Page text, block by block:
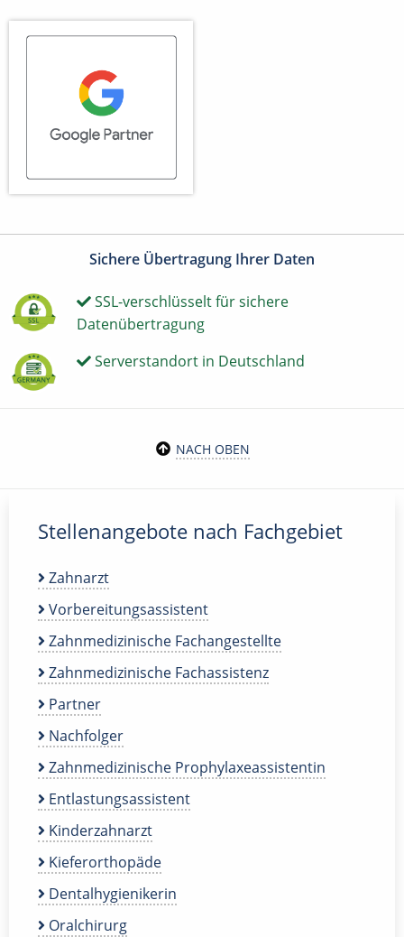
Sichere Übertragung Ihrer Daten
SSL-verschlüsselt für sichere
Datenübertragung
Serverstandort in Deutschland
NACH OBEN
Stellenangebote nach Fachgebiet
Zahnarzt
Vorbereitungsassistent
Zahnmedizinische Fachangestellte
Zahnmedizinische Fachassistenz
Partner
Nachfolger
Zahnmedizinische Prophylaxeassistentin
Entlastungsassistent
Kinderzahnarzt
Kieferorthopäde
Dentalhygienikerin
Oralchirurg